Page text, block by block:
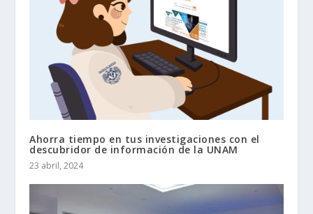
Ahorra tiempo en tus investigaciones con el
descubridor de información de la UNAM
23 abril, 2024